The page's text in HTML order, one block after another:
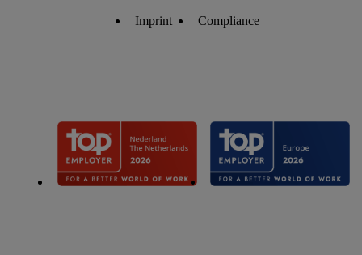
Imprint Compliance
Door te klikken op "Weigeren", kies je voor de optie dat er
en je recht om jouw toestemming op elk gewenst moment in te
trekken, vind je in onzeprivacyverklaring.Je vindt de
impressum voor de Lidl website hier. Klikhiervoor meer